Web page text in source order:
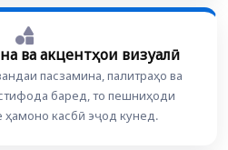
ва акцентҳои визуалӣ
пасзамина, палитраҳо ва
баред, то пешниҳоди
касбӣ эҷод кунед.